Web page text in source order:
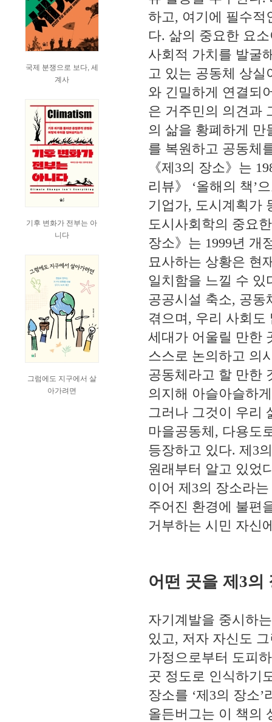
국제 분쟁으로 보다, 세
계사
기후 변화가 전부는 아
니다
그럼에도 지구에서 살
아가려면
하고, 여기에 필수
다. 삶의 중요한 요
사회적 가치를 발굴
고 있는 공동체 상실
와 긴밀하게 연결되
은 거주민의 의견과
의 삶을 황폐하게 만
를 복원하고 공동체
《제3의 장소》 는
리뷰》 ‘올해의 책 ’
기업가, 도시계획가
도시사회학의 중요
장소》 는 1999년 개
묘사하는 상황은 현
일치함을 느낄 수 있
공공시설 축소, 공동
겪으며, 우리 사회도
세대가 어울릴 만한
스스로 논의하고 의
공동체라고 할 만한
의지해 아슬아슬하
그러나 그것이 우리
마을공동체, 다용도
등장하고 있다. 제3
원래부터 알고 있었
이어 제3의 장소라
주어진 환경에 불편
거부하는 시민 자신
어떤 곳을 제 3의
자기계발을 중시하
있고, 저자 자신도
가정으로부터 도피
곳 정도로 인식하기
장소를 ‘제3의 장소’
올든버그는 이 책의